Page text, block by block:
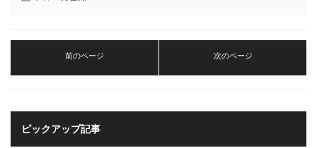
前のページ 次のページ
ピックアップ記事